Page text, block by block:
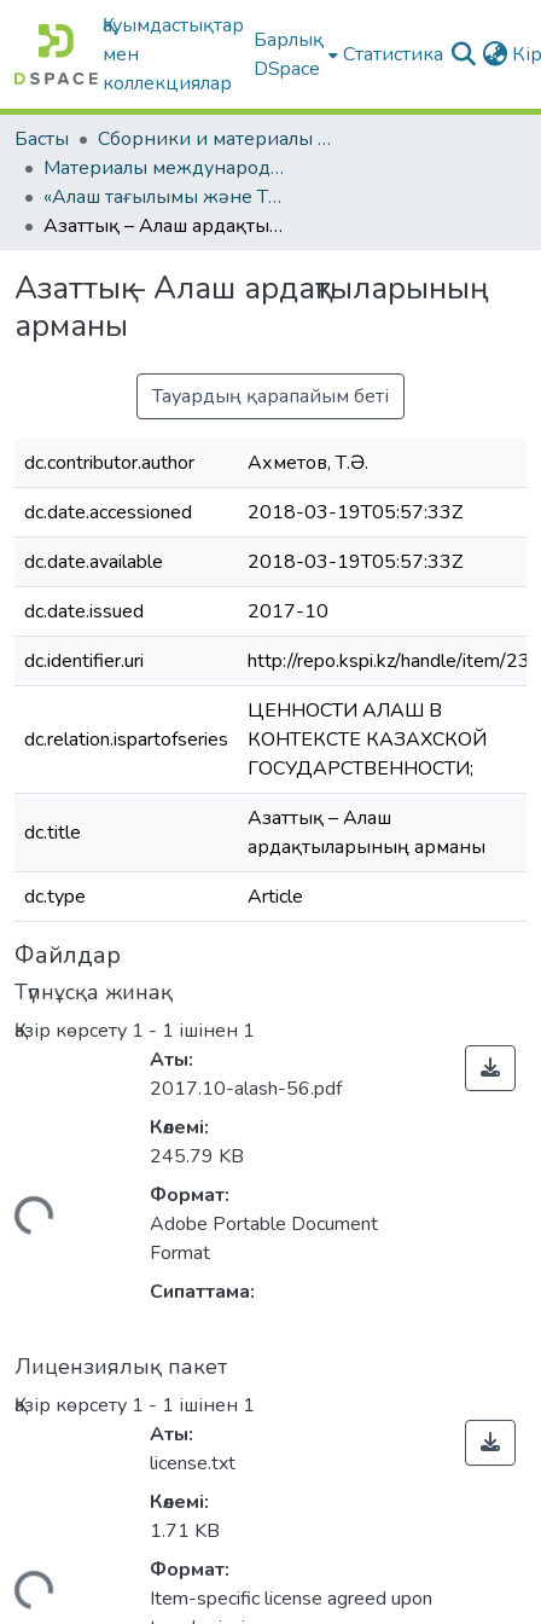
Қауымдастықтар
мен
коллекциялар
Барлық
DSpace
Статистика
Басты
Сборники и материалы конференций
Материалы международных научно-практических конференций
«Алаш тағылымы және Тәуелсіздік»
Азаттық – Алаш ардақтыларының арманы
Азаттық – Алаш ардақтыларының
арманы
Тауардың қарапайым беті
dc.contributor.author
Ахметов, Т.Ə.
dc.date.accessioned
2018-03-19T05:57:33Z
dc.date.available
2018-03-19T05:57:33Z
dc.date.issued
2017-10
dc.identifier.uri
http://repo.kspi.kz/handle/item/
dc.relation.ispartofseries
ЦЕННОСТИ АЛАШ В
КОНТЕКСТЕ КАЗАХСКОЙ
ГОСУДАРСТВЕННОСТИ;
dc.title
Азаттық – Алаш
ардақтыларының арманы
dc.type
Article
Файлдар
Түпнұсқа жинақ
Қазір көрсету 1 - 1 ішінен 1
Жүктеу...
Аты:
2017.10-alash-56.pdf
Көлемі:
245.79 KB
Формат:
Adobe Portable Document
Format
Сипаттама:
Лицензиялық пакет
Қазір көрсету 1 - 1 ішінен 1
Аты:
license.txt
Көлемі:
1.71 KB
Формат:
Item-specific license agreed upon